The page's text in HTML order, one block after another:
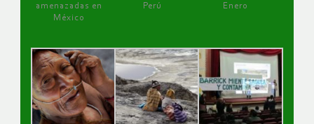
amenazadas en
México
Perú
Enero